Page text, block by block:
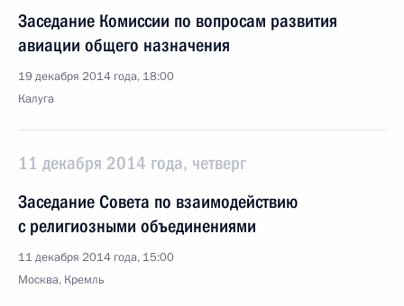
Заседание Комиссии по вопросам развития
авиации общего назначения
19 декабря 2014 года, 18:00
Калуга
11 декабря 2014 года, четверг
Заседание Совета по взаимодействию
с религиозными объединениями
11 декабря 2014 года, 15:00
Москва, Кремль